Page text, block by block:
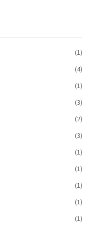
(1)
(4)
(1)
(3)
(2)
(3)
(1)
(1)
(1)
(1)
(1)